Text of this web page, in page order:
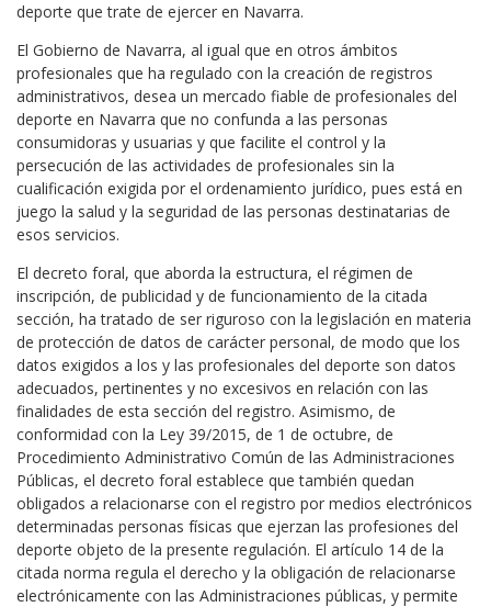
deporte que trate de ejercer en Navarra.
El Gobierno de Navarra, al igual que en otros ámbitos
profesionales que ha regulado con la creación de registros
administrativos, desea un mercado fiable de profesionales del
deporte en Navarra que no confunda a las personas
consumidoras y usuarias y que facilite el control y la
persecución de las actividades de profesionales sin la
cualificación exigida por el ordenamiento jurídico, pues está en
juego la salud y la seguridad de las personas destinatarias de
esos servicios.
El decreto foral, que aborda la estructura, el régimen de
inscripción, de publicidad y de funcionamiento de la citada
sección, ha tratado de ser riguroso con la legislación en materia
de protección de datos de carácter personal, de modo que los
datos exigidos a los y las profesionales del deporte son datos
adecuados, pertinentes y no excesivos en relación con las
finalidades de esta sección del registro. Asimismo, de
conformidad con la Ley 39/2015, de 1 de octubre, de
Procedimiento Administrativo Común de las Administraciones
Públicas, el decreto foral establece que también quedan
obligados a relacionarse con el registro por medios electrónicos
determinadas personas físicas que ejerzan las profesiones del
deporte objeto de la presente regulación. El artículo 14 de la
citada norma regula el derecho y la obligación de relacionarse
electrónicamente con las Administraciones públicas, y permite